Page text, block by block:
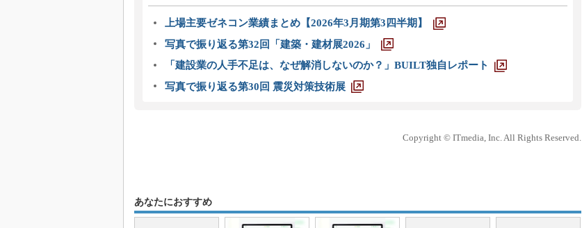
上場主要ゼネコン業績まとめ【2026年3月期第3四半期】
写真で振り返る第32回「建築・建材展2026」
「建設業の人手不足は、なぜ解消しないのか？」BUILT独自レポート
写真で振り返る第30回 震災対策技術展
Copyright © ITmedia, Inc. All Rights Reserved.
あなたにおすすめ